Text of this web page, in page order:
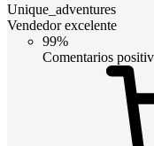
Unique_adventures
Vendedor excelente
99%
Comentarios